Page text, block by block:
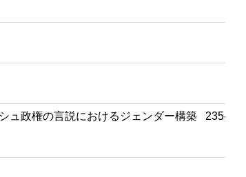
ュ政権の言説におけるジェンダー構築 235-